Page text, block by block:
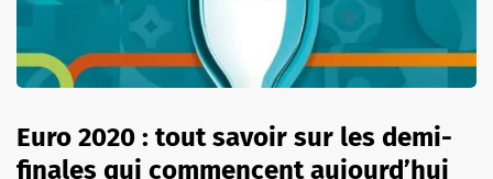
Euro 2020 : tout savoir sur les demi-
finales qui commencent aujourd’hui